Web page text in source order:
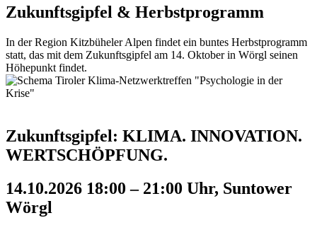
Zukunftsgipfel & Herbstprogramm
In der Region Kitzbüheler Alpen findet ein buntes Herbstprogramm
statt, das mit dem Zukunftsgipfel am 14. Oktober in Wörgl seinen
Höhepunkt findet.
Zukunftsgipfel: KLIMA. INNOVATION.
WERTSCHÖPFUNG.
14.10.2026 18:00 – 21:00 Uhr, Suntower
Wörgl